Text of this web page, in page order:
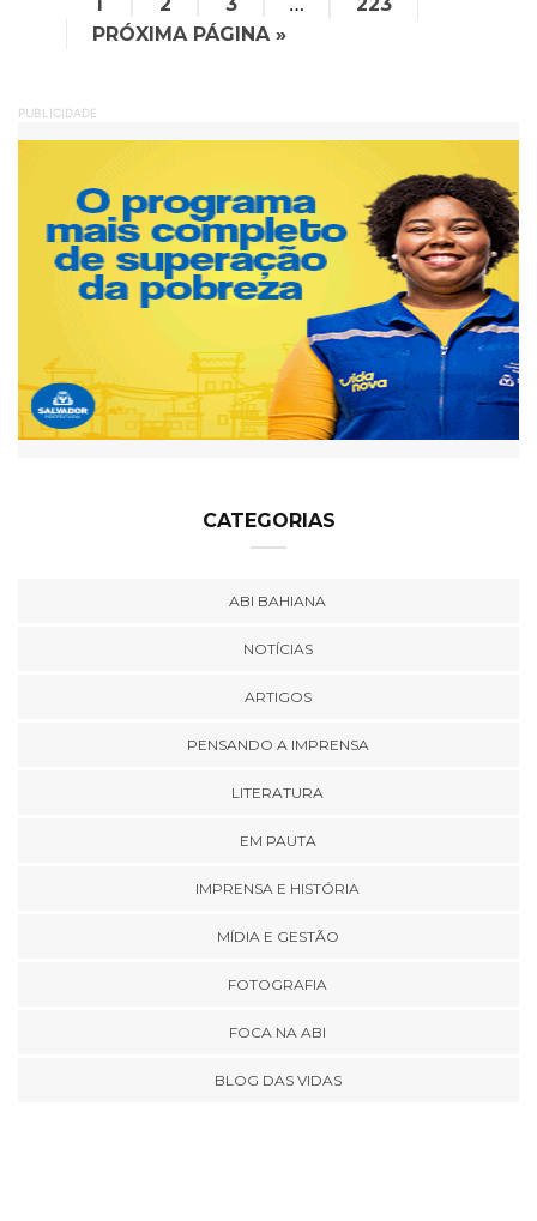
PRÓXIMA PÁGINA »
PUBLICIDADE
CATEGORIAS
ABI BAHIANA
NOTÍCIAS
ARTIGOS
PENSANDO A IMPRENSA
LITERATURA
EM PAUTA
IMPRENSA E HISTÓRIA
MÍDIA E GESTÃO
FOTOGRAFIA
FOCA NA ABI
BLOG DAS VIDAS